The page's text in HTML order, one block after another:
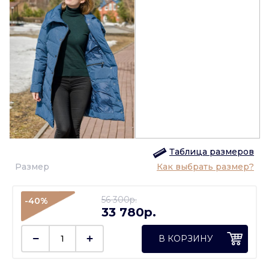
Размер
Таблица размеров
Как выбрать размер?
-40% 56 300p.
33 780p.
В КОРЗИНУ